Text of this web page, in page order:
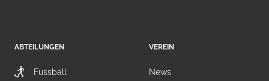
ABTEILUNGEN
Fussball
VEREIN
News